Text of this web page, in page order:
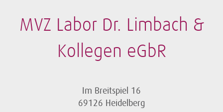
MVZ Labor Dr. Limbach &
Kollegen eGbR
Im Breitspiel 16
69126 Heidelberg